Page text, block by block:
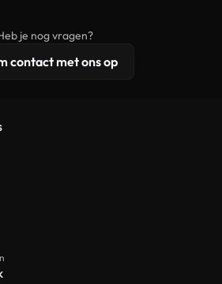
omvat.
je nog vragen?
contact met ons op